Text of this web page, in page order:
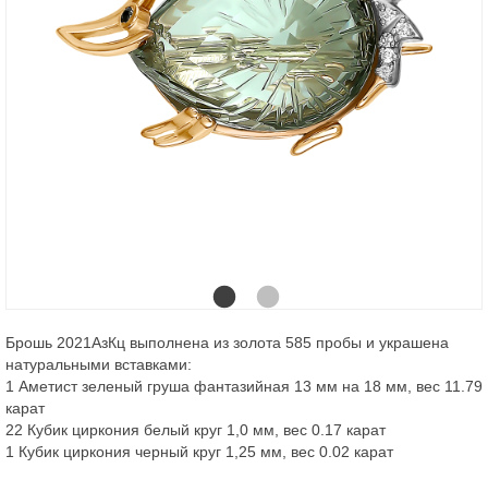
Брошь 2021АзКц выполнена из золота 585 пробы и украшена
натуральными вставками:
1 Аметист зеленый груша фантазийная 13 мм на 18 мм, вес 11.79
карат
22 Кубик циркония белый круг 1,0 мм, вес 0.17 карат
1 Кубик циркония черный круг 1,25 мм, вес 0.02 карат